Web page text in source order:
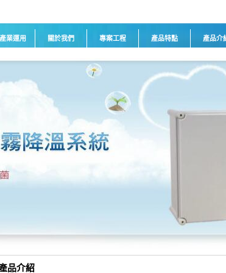
業運用 關於我們 專案工程 產品特點 產品介
品介紹